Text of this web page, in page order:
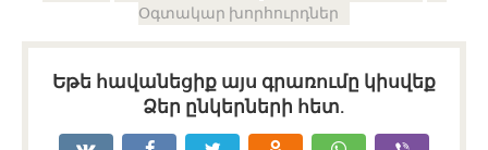
Օգտակար խորհուրդներ
Եթե հավանեցիք այս գրառումը կիսվեք
Ձեր ընկերների հետ.